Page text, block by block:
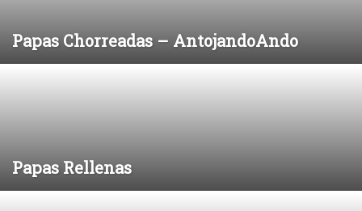
Papas Chorreadas – AntojandoAndo
Papas Rellenas